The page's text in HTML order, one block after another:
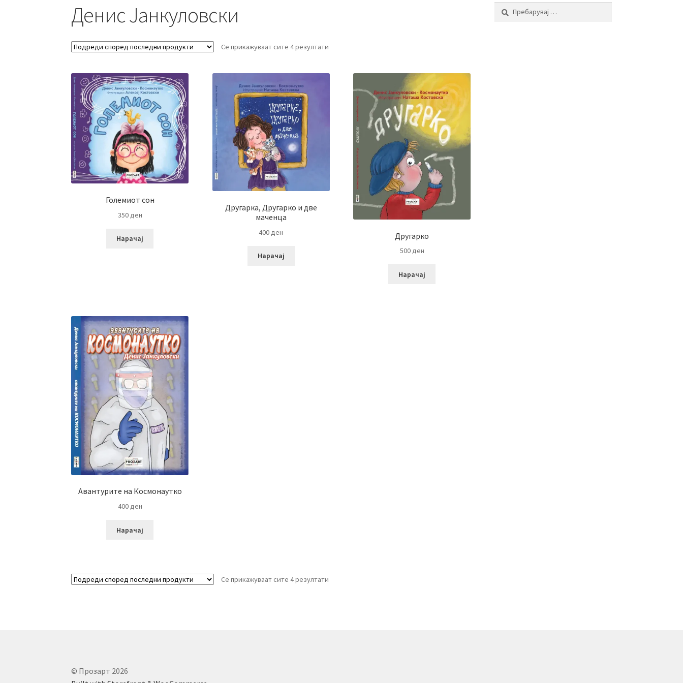
Денис Јанкуловски
Се прикажуваат сите 4 резултати
Големиот сон
350 ден
Нарачај
Другарка, Другарко и две
маченца
400 ден
Нарачај
Другарко
500ден
Нарачај
Авантурите на Космонаутко
400ден
Нарачај
Се прикажуваат сите 4 резултати
Пребарувај
© Прозарт 2026